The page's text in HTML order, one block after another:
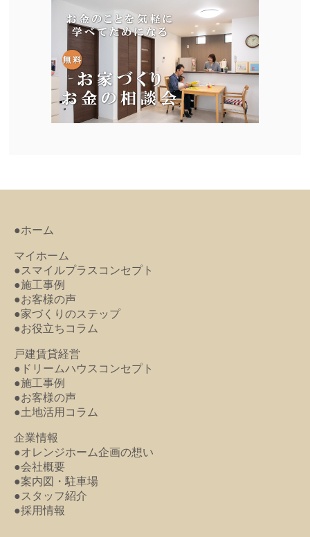
●ホーム
マイホーム
●スマイルプラスコンセプト
●施工事例
●お客様の声
●家づくりのステップ
●お役立ちコラム
戸建賃貸経営
●ドリームハウスコンセプト
●施工事例
●お客様の声
●土地活用コラム
企業情報
●オレンジホーム企画の想い
●会社概要
●案内図・駐車場
●スタッフ紹介
●採用情報